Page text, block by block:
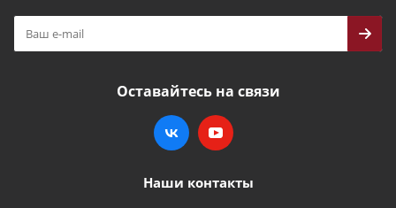
Оставайтесь на связи
Наши контакты